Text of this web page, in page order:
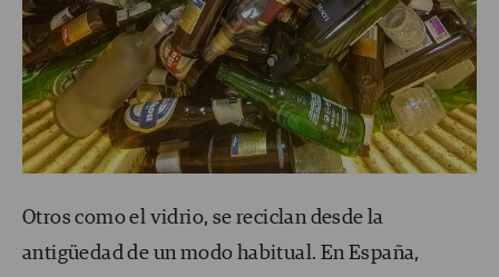
Otros como el vidrio, se reciclan desde la
antigüedad de un modo habitual. En España,